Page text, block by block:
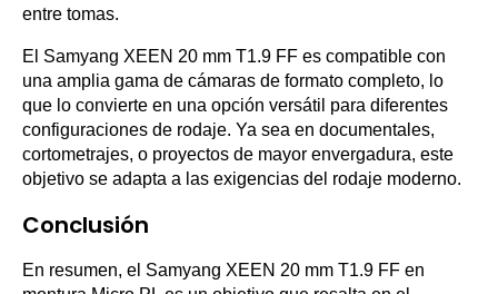
entre tomas.
El Samyang XEEN 20 mm T1.9 FF es compatible con
una amplia gama de cámaras de formato completo, lo
que lo convierte en una opción versátil para diferentes
configuraciones de rodaje. Ya sea en documentales,
cortometrajes, o proyectos de mayor envergadura, este
objetivo se adapta a las exigencias del rodaje moderno.
Conclusión
En resumen, el Samyang XEEN 20 mm T1.9 FF en